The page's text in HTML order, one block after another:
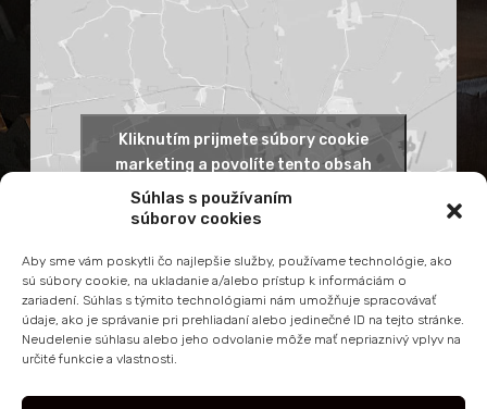
Súhlas s používaním
súborov cookies
Aby sme vám poskytli čo najlepšie služby, používame technológie, ako
sú súbory cookie, na ukladanie a/alebo prístup k informáciám o
zariadení. Súhlas s týmito technológiami nám umožňuje spracovávať
údaje, ako je správanie pri prehliadaní alebo jedinečné ID na tejto stránke.
Neudelenie súhlasu alebo jeho odvolanie môže mať nepriaznivý vplyv na
určité funkcie a vlastnosti.
Kliknutím prijmete súbory cookie
marketing a povolíte tento obsah